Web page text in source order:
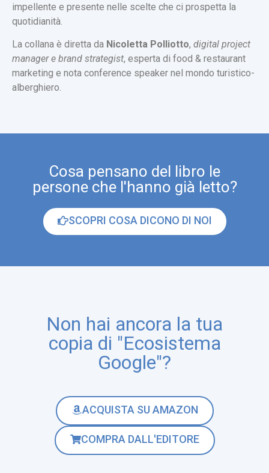
impellente e presente nelle scelte che ci prospetta la
quotidianità.
La collana è diretta da Nicoletta Polliotto, digital project
manager e brand strategist, esperta di food & restaurant
marketing e nota conference speaker nel mondo turistico-
alberghiero.
Cosa pensano del libro le
persone che l'hanno già letto?
SCOPRI COSA DICONO DI NOI
Non hai ancora la tua
copia di "Ecosistema
Google"?
ACQUISTA SU AMAZON
COMPRA DALL'EDITORE